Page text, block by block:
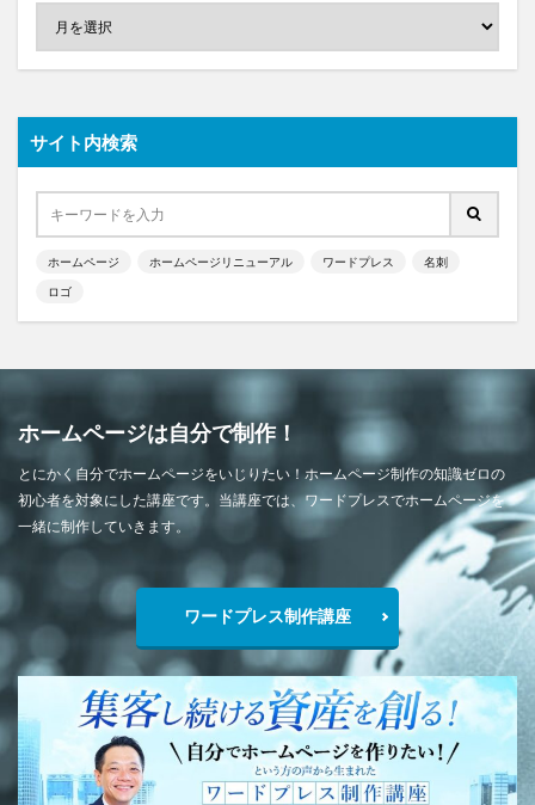
サイト内検索
ホームページ ホームページリニューアル ワードプレス 名刺
ロゴ
ホームページは自分で制作！
とにかく自分でホームページをいじりたい！ホームページ制作の知識ゼロの
初心者を対象にした講座です。当講座では、ワードプレスでホームページを
一緒に制作していきます。
ワードプレス制作講座